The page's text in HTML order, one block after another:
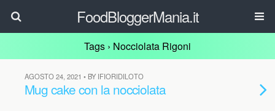
FoodBloggerMania.it
Tags › Nocciolata Rigoni
AGOSTO 24, 2021 • BY IFIORIDILOTO
Mug cake con la nocciolata